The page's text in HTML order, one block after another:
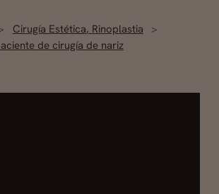
Cirugía Estética, Rinoplastia
de cirugía de nariz